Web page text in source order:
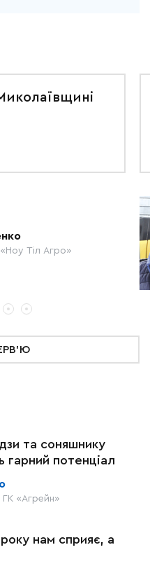
Тіл Агро»
та соняшнику
потенціал
«Агрейн»
нам сприяє, а